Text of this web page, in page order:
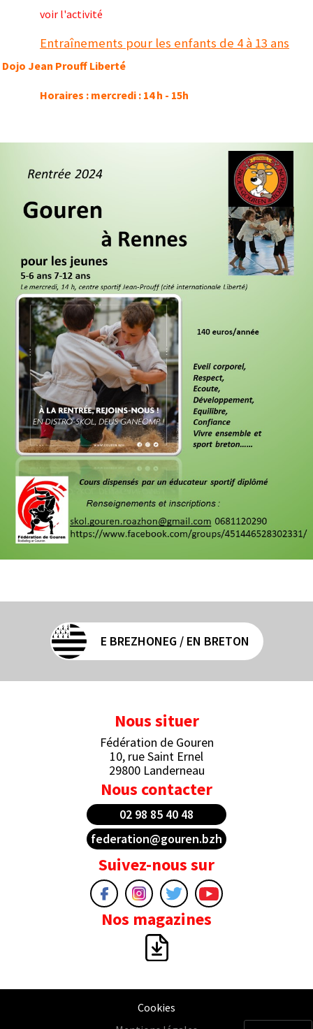
voir l'activité
Entraînements pour les enfants de 4 à 13 ans
Dojo Jean Prouff Liberté
Horaires : mercredi : 14 h - 15h
E BREZHONEG / EN BRETON
Nous situer
Fédération de Gouren
10, rue Saint Ernel
29800 Landerneau
Nous contacter
02 98 85 40 48
federation@gouren.bzh
Suivez-nous sur
Nos magazines
Cookies